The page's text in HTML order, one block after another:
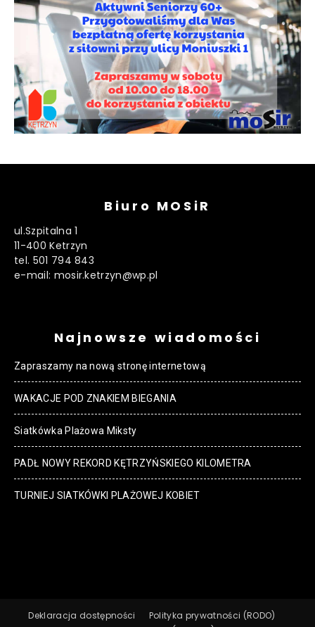
Biuro MOSiR
ul.Szpitalna 1
11-400 Ketrzyn
tel. 501 794 843
e-mail: mosir.ketrzyn@wp.pl
Najnowsze wiadomości
Zapraszamy na nową stronę internetową
WAKACJE POD ZNAKIEM BIEGANIA
Siatkówka Plażowa Miksty
PADŁ NOWY REKORD KĘTRZYŃSKIEGO KILOMETRA
TURNIEJ SIATKÓWKI PLAŻOWEJ KOBIET
Deklaracja dostępności
Polityka prywatności (RODO)